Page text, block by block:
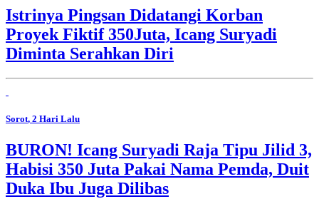
Istrinya Pingsan Didatangi Korban
Proyek Fiktif 350Juta, Icang Suryadi
Diminta Serahkan Diri
Sorot, 2 Hari Lalu
BURON! Icang Suryadi Raja Tipu Jilid 3,
Habisi 350 Juta Pakai Nama Pemda, Duit
Duka Ibu Juga Dilibas